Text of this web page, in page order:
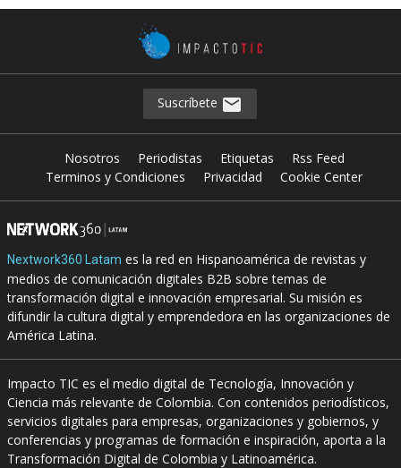
Suscríbete
Nosotros Periodistas Etiquetas
Rss Feed
Terminos y Condiciones
Privacidad Cookie Center
Nextwork360 Latam es la red en Hispanoamérica de revistas y
medios de comunicación digitales B2B sobre temas de
transformación digital e innovación empresarial. Su misión es
difundir la cultura digital y emprendedora en las organizaciones de
América Latina.
Impacto TIC es el medio digital de Tecnología, Innovación y
Ciencia más relevante de Colombia. Con contenidos periodísticos,
servicios digitales para empresas, organizaciones y gobiernos, y
conferencias y programas de formación e inspiración, aporta a la
Transformación Digital de Colombia y Latinoamérica.